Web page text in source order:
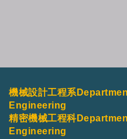
機械設計工程系
Engineering
精密機械工程科
Engineering